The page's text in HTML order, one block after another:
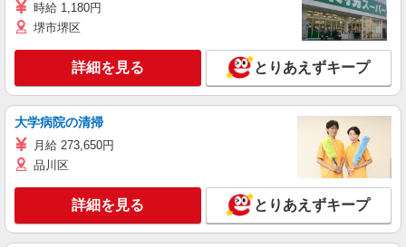
時給 1,180円
堺市堺区
詳細を見る とりあえずキープ
大学病院の清掃
月給 273,650円
品川区
詳細を見る とりあえずキープ